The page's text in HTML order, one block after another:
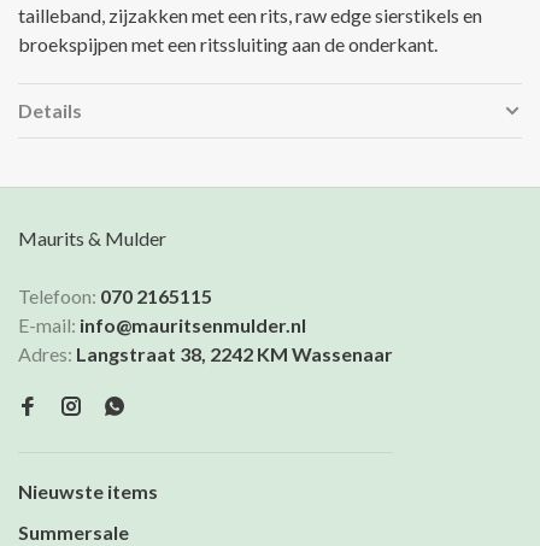
tailleband, zijzakken met een rits, raw edge sierstikels en
broekspijpen met een ritssluiting aan de onderkant.
Details
Maurits & Mulder
Telefoon: 070 2165115
E-mail: info@mauritsenmulder.nl
Adres: Langstraat 38, 2242 KM Wassenaar
Nieuwste items
Summersale